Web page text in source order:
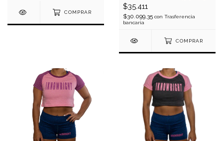
COMPRAR
$35.411
$30.099,35 con Trasferencia
bancaria
COMPRAR